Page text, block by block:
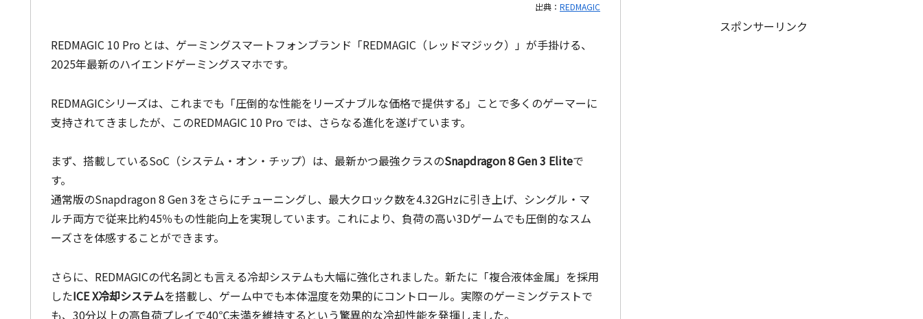
出典： REDMAGIC
REDMAGIC 10 Pro とは、ゲーミングスマートフォンブランド「REDMAGIC（レッドマジック）」が手掛ける、
2025年最新のハイエンドゲーミングスマホです。
REDMAGICシリーズは、これまでも「圧倒的な性能をリーズナブルな価格で提供する」ことで多くのゲーマーに
支持されてきましたが、このREDMAGIC 10 Pro では、さらなる進化を遂げています。
まず、搭載しているSoC（システム・オン・チップ）は、最新かつ最強クラスのSnapdragon 8 Gen 3 Eliteで
す。
通常版のSnapdragon 8 Gen 3をさらにチューニングし、最大クロック数を4.32GHzに引き上げ、シングル・マ
ルチ両方で従来比約45％もの性能向上を実現しています。これにより、負荷の高い3Dゲームでも圧倒的なスム
ーズさを体感することができます。
さらに、REDMAGICの代名詞とも言える冷却システムも大幅に強化されました。新たに「複合液体金属」を採用
したICE X冷却システムを搭載し、ゲーム中でも本体温度を効果的にコントロール。実際のゲーミングテストで
も、30分以上の高負荷プレイで40℃未満を維持するという驚異的な冷却性能を発揮しました。
スポンサーリンク